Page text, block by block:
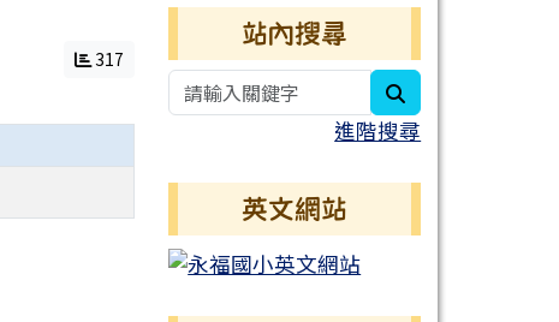
317
右邊區域內容
站內搜尋
進階搜尋
英文網站